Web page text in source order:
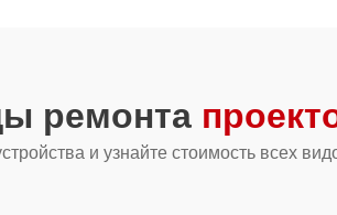
ремонта
и узнайте стоимость всех